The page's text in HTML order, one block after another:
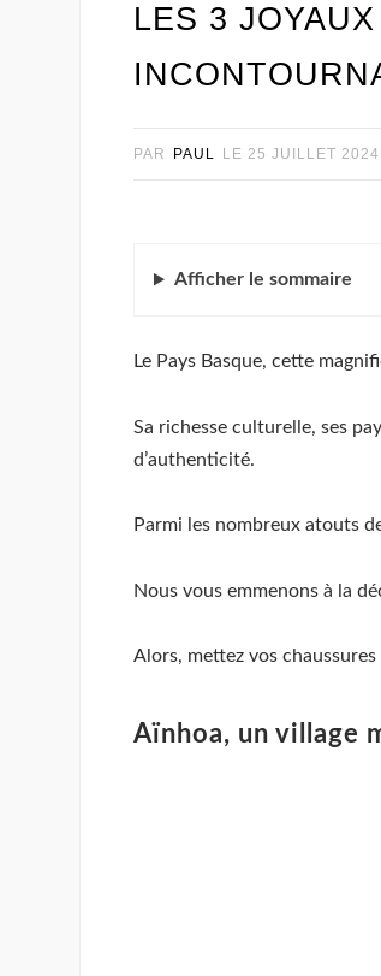
LES 3
PAR PAUL LE 25 JUILLET 2024
Afficher le sommaire
Le Pays Basque, cette
Sa richesse culturelle, ses
d’authenticité.
Parmi les nombreux atouts
Nous vous emmenons à la
Alors, mettez vos
Aïnhoa, un village